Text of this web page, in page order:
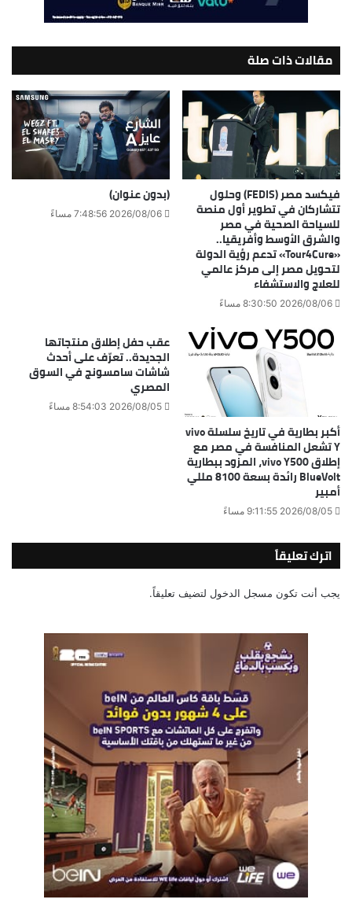
مقالات ذات صلة
فيكسد مصر (FEDIS) وحلول
تتشاركان في تطوير أول منصة
للسياحة الصحية في مصر
والشرق الأوسط وأفريقيا..
«Tour4Cure» تدعم رؤية الدولة
لتحويل مصر إلى مركز عالمي
للعلاج والاستشفاء
2026/08/06 8:30:50 مساءً
(بدون عنوان)
2026/08/06 7:48:56 مساءً
أكبر بطارية في تاريخ سلسلة vivo
Y تشعل المنافسة في مصر مع
إطلاق vivo Y500، المزود ببطارية
BlueVolt رائدة بسعة 8100 مللي
أمبير
2026/08/05 9:11:55 مساءً
عقب حفل إطلاق منتجاتها
الجديدة.. تعرّف على أحدث
شاشات سامسونج في السوق
المصري
2026/08/05 8:54:03 مساءً
اترك تعليقاً
يجب أنت تكون مسجل الدخول لتضيف تعليقاً.